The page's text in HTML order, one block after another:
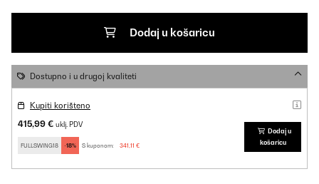
Dodaj u košaricu
Dostupno i u drugoj kvaliteti
Kupiti korišteno
415,99 € uklj. PDV
FULLSWING18 -18% S kuponom: 341,11 €
Dodaj u
košaricu